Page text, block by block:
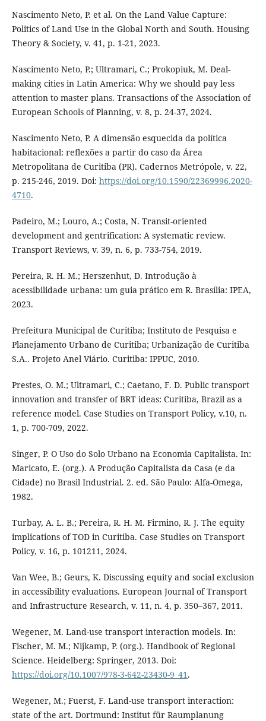
Nascimento Neto, P. et al. On the Land Value Capture:
Politics of Land Use in the Global North and South. Housing
Theory & Society, v. 41, p. 1-21, 2023.
Nascimento Neto, P.; Ultramari, C.; Prokopiuk, M. Deal-
making cities in Latin America: Why we should pay less
attention to master plans. Transactions of the Association of
European Schools of Planning, v. 8, p. 24-37, 2024.
Nascimento Neto, P. A dimensão esquecida da política
habitacional: reflexões a partir do caso da Área
Metropolitana de Curitiba (PR). Cadernos Metrópole, v. 22,
p. 215-246, 2019. Doi: https://doi.org/10.1590/22369996.2020-
4710.
Padeiro, M.; Louro, A.; Costa, N. Transit-oriented
development and gentrification: A systematic review.
Transport Reviews, v. 39, n. 6, p. 733-754, 2019.
Pereira, R. H. M.; Herszenhut, D. Introdução à
acessibilidade urbana: um guia prático em R. Brasília: IPEA,
2023.
Prefeitura Municipal de Curitiba; Instituto de Pesquisa e
Planejamento Urbano de Curitiba; Urbanização de Curitiba
S.A.. Projeto Anel Viário. Curitiba: IPPUC, 2010.
Prestes, O. M.; Ultramari, C.; Caetano, F. D. Public transport
innovation and transfer of BRT ideas: Curitiba, Brazil as a
reference model. Case Studies on Transport Policy, v.10, n.
1, p. 700-709, 2022.
Singer, P. O Uso do Solo Urbano na Economia Capitalista. In:
Maricato, E. (org.). A Produção Capitalista da Casa (e da
Cidade) no Brasil Industrial. 2. ed. São Paulo: Alfa-Omega,
1982.
Turbay, A. L. B.; Pereira, R. H. M. Firmino, R. J. The equity
implications of TOD in Curitiba. Case Studies on Transport
Policy, v. 16, p. 101211, 2024.
Van Wee, B.; Geurs, K. Discussing equity and social exclusion
in accessibility evaluations. European Journal of Transport
and Infrastructure Research, v. 11, n. 4, p. 350–367, 2011.
Wegener, M. Land-use transport interaction models. In:
Fischer, M. M.; Nijkamp, P. (org.). Handbook of Regional
Science. Heidelberg: Springer, 2013. Doi:
https://doi.org/10.1007/978-3-642-23430-9_41.
Wegener, M.; Fuerst, F. Land-use transport interaction:
state of the art. Dortmund: Institut für Raumplanung